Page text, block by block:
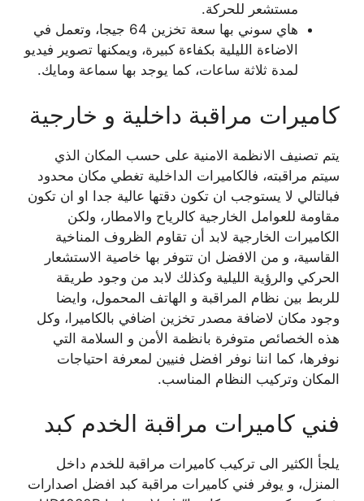
مستشعر للحركة.
هاي سوني بها سعة تخزين 64 جيجا، وتعمل في
الاضاءة الليلية بكفاءة كبيرة، ويمكنها تصوير فيديو
لمدة ثلاثة ساعات، كما يوجد بها سماعة ومايك.
كاميرات مراقبة داخلية و خارجية
يتم تصنيف الانظمة الامنية على حسب المكان الذي
سيتم مراقبته، فالكاميرات الداخلية تغطي مكان محدود
فبالتالي لا يستوجب ان تكون دقتها عالية جدا او ان تكون
مقاومة للعوامل الخارجية كالرياح والامطار، ولكن
الكاميرات الخارجية لابد أن تقاوم الظروف المناخية
القاسية، و من الافضل ان تتوفر بها خاصية الاستشعار
الحركي والرؤية الليلية وكذلك لابد من وجود طريقة
للربط بين نظام المراقبة و الهاتف المحمول، وايضا
وجود مكان لاضافة مصدر تخزين اضافي بالكاميرا، وكل
هذه الخصائص متوفرة بانظمة الأمن و السلامة التي
نوفرها، كما اننا نوفر افضل فنيين لمعرفة احتياجات
المكان وتركيب النظام المناسب.
فني كاميرات مراقبة الخدم كبد
يلجأ الكثير الى تركيب كاميرات مراقبة للخدم داخل
المنزل، و يوفر فني كاميرات مراقبة كبد افضل اصدارات